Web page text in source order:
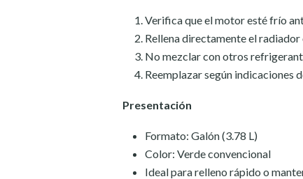
Verifica que el motor esté frío
Rellena directamente el
No mezclar con otros
Reemplazar según indicaciones
Presentación
Formato: Galón (3.78 L)
Color: Verde convencional
Ideal para relleno rápido o